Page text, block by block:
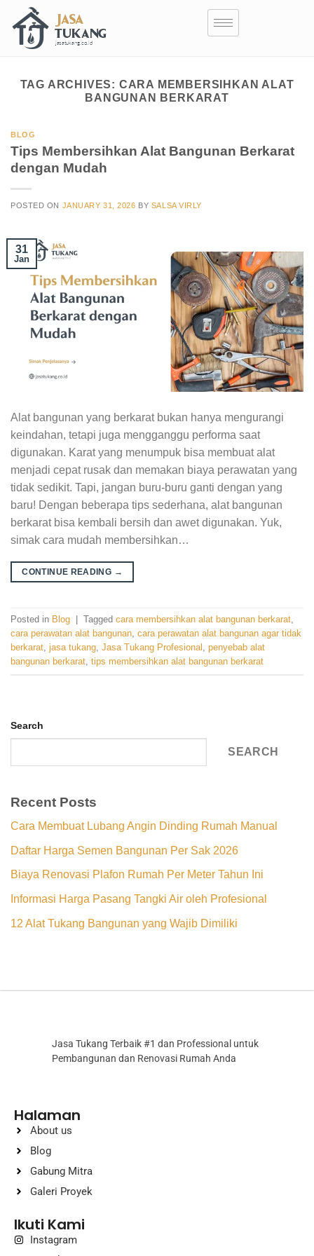
TAG ARCHIVES: CARA MEMBERSIHKAN ALAT
BANGUNAN BERKARAT
BLOG
Tips Membersihkan Alat Bangunan Berkarat
dengan Mudah
POSTED ON JANUARY 31, 2026 BY SALSA VIRLY
31
Jan
Alat bangunan yang berkarat bukan hanya mengurangi
keindahan, tetapi juga mengganggu performa saat
digunakan. Karat yang menumpuk bisa membuat alat
menjadi cepat rusak dan memakan biaya perawatan yang
tidak sedikit. Tapi, jangan buru-buru ganti dengan yang
baru! Dengan beberapa tips sederhana, alat bangunan
berkarat bisa kembali bersih dan awet digunakan. Yuk,
simak cara mudah membersihkan…
CONTINUE READING →
Posted in Blog Tagged cara membersihkan alat bangunan berkarat,
cara perawatan alat bangunan, cara perawatan alat bangunan agar tidak
berkarat, jasa tukang, Jasa Tukang Profesional , penyebab alat
bangunan berkarat, tips membersihkan alat bangunan berkarat
Search
SEARCH
Recent Posts
Cara Membuat Lubang Angin Dinding Rumah Manual
Daftar Harga Semen Bangunan Per Sak 2026
Biaya Renovasi Plafon Rumah Per Meter Tahun Ini
Informasi Harga Pasang Tangki Air oleh Profesional
12 Alat Tukang Bangunan yang Wajib Dimiliki
Jasa Tukang Terbaik #1 dan Professional untuk
Pembangunan dan Renovasi Rumah Anda
Halaman
About us
Blog
Gabung Mitra
Galeri Proyek
Ikuti Kami
Instagram